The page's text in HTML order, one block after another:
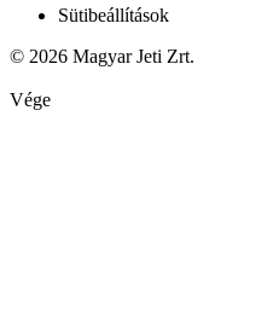
Sütibeállítások
© 2026 Magyar Jeti Zrt.
Vége